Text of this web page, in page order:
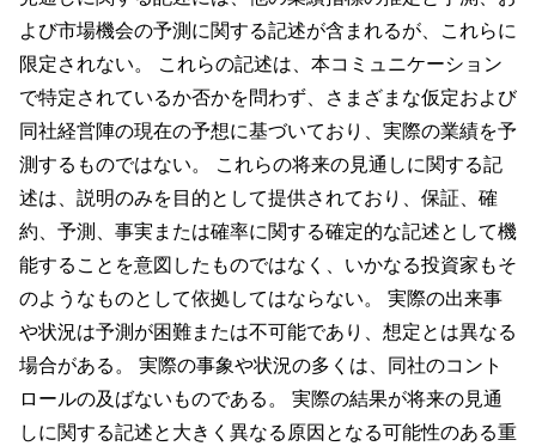
よび市場機会の予測に関する記述が含まれるが、これらに
限定されない。 これらの記述は、本コミュニケーション
で特定されているか否かを問わず、さまざまな仮定および
同社経営陣の現在の予想に基づいており、実際の業績を予
測するものではない。 これらの将来の見通しに関する記
述は、説明のみを目的として提供されており、保証、確
約、予測、事実または確率に関する確定的な記述として機
能することを意図したものではなく、いかなる投資家もそ
のようなものとして依拠してはならない。 実際の出来事
や状況は予測が困難または不可能であり、想定とは異なる
場合がある。 実際の事象や状況の多くは、同社のコント
ロールの及ばないものである。 実際の結果が将来の見通
しに関する記述と大きく異なる原因となる可能性のある重